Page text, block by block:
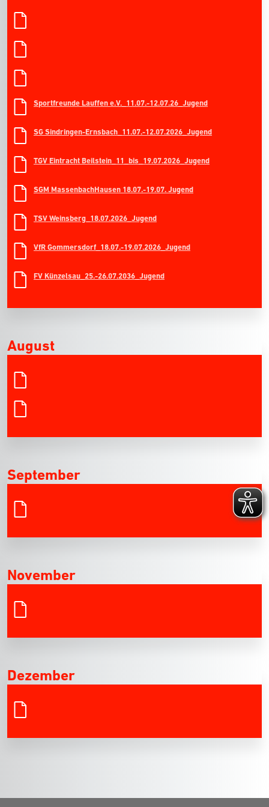
Sportfreunde Lauffen e.V._11.07.-12.07.26_Jugend
SG Sindringen-Ernsbach_11.07.-12.07.2026_Jugend
TGV Eintracht Beilstein_11_bis_19.07.2026_Jugend
SGM MassenbachHausen 18.07.-19.07. Jugend
TSV Weinsberg_18.07.2026_Jugend
VfR Gommersdorf_18.07.-19.07.2026_Jugend
FV Künzelsau_25.-26.07.2036_Jugend
August
September
November
Dezember